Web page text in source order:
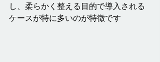
し、柔らかく整える目的で導入される
ケースが特に多いのが特徴です